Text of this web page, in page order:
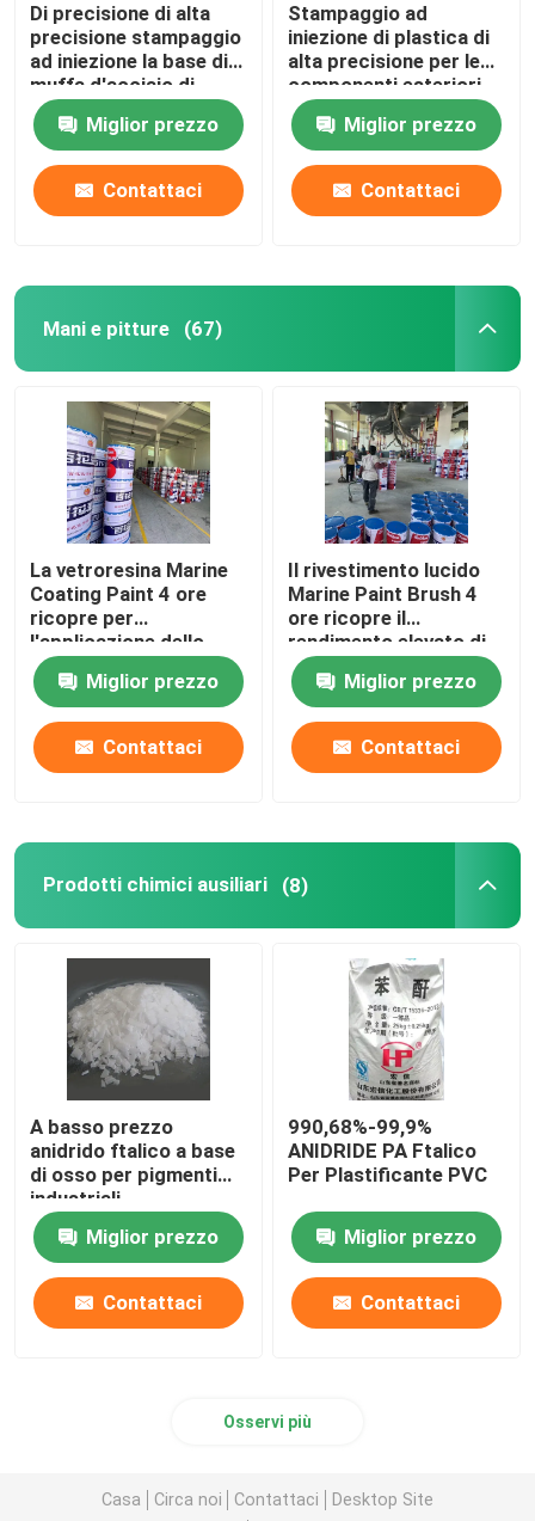
Di precisione di alta
precisione stampaggio
ad iniezione la base di
muffa d'acciaio di
alluminio
Miglior prezzo
Contattaci
Stampaggio ad
iniezione di plastica di
alta precisione per le
componenti esteriori
interne
automobilistiche
Miglior prezzo
Contattaci
Mani e pitture (67)
La vetroresina Marine
Coating Paint 4 ore
ricopre per
l'applicazione dello
spruzzatore
Miglior prezzo
Contattaci
Il rivestimento lucido
Marine Paint Brush 4
ore ricopre il
rendimento elevato di
tempo
Miglior prezzo
Contattaci
Prodotti chimici ausiliari (8)
A basso prezzo
anidrido ftalico a base
di osso per pigmenti
industriali
Miglior prezzo
Contattaci
990,68%-99,9%
ANIDRIDE PA Ftalico
Per Plastificante PVC
Miglior prezzo
Contattaci
Osservi più
Casa Circa noi Contattaci
Desktop Site